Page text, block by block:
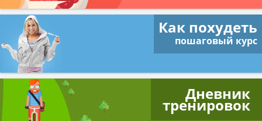
Как похудеть
пошаговый курс
Дневник
тренировок